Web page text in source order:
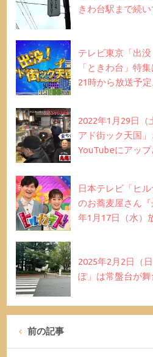
きわ台駅まで続い
テレビ東京「出
「ときわ台」特
21時から放送予定
2022年1月29日（
アド街ック天国
YouTubeにアップ
日本テレビ「ヒ
のお蕎麦屋さん
年1月17日（水）
2025年2月2日（
ぽ」は常盤台が舞
前の記事